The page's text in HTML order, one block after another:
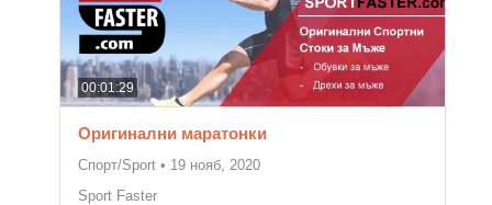
00:01:29
Оригинални маратонки
Спорт/Sport • 19 нояб, 2020
Sport Faster